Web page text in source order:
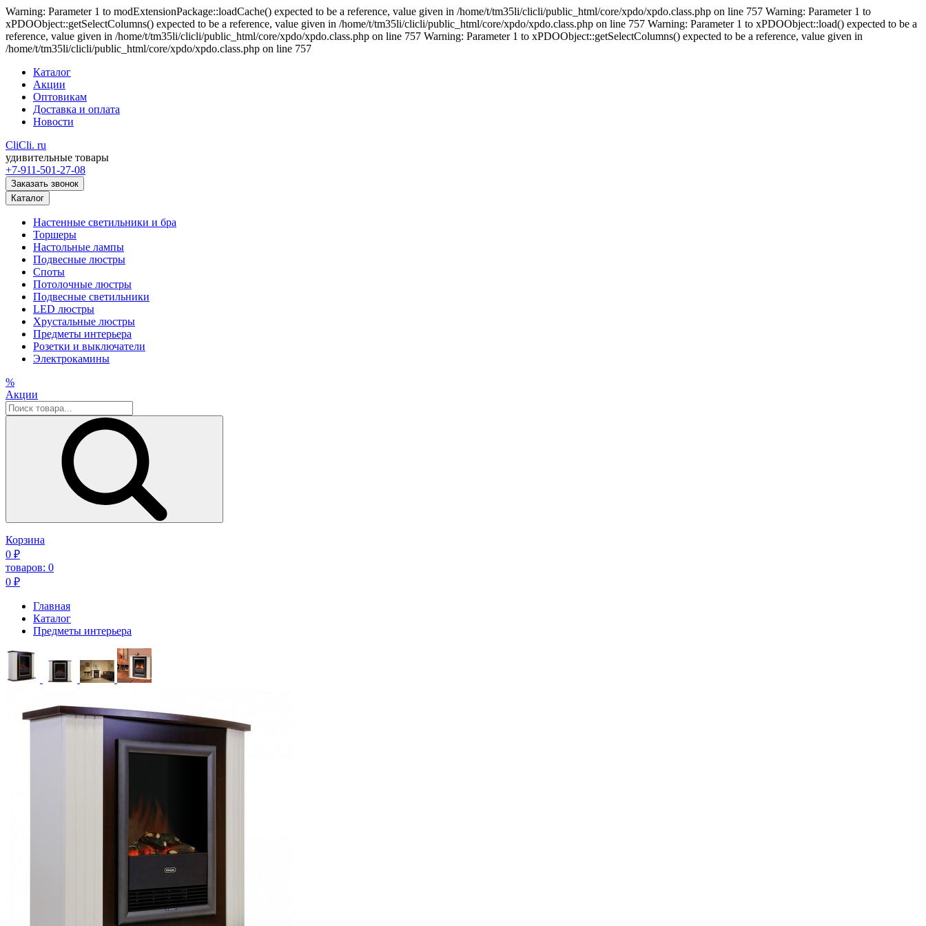
Warning: Parameter 1 to modExtensionPackage::loadCache() expected to be a reference, value given in /home/t/tm35li/clicli/public_html/core/xpdo/xpdo.class.php on line 757 Warning: Parameter 1 to
xPDOObject::getSelectColumns() expected to be a reference, value given in /home/t/tm35li/clicli/public_html/core/xpdo/xpdo.class.php on line 757 Warning: Parameter 1 to xPDOObject::load() expected to be a
reference, value given in /home/t/tm35li/clicli/public_html/core/xpdo/xpdo.class.php on line 757 Warning: Parameter 1 to xPDOObject::getSelectColumns() expected to be a reference, value given in
/home/t/tm35li/clicli/public_html/core/xpdo/xpdo.class.php on line 757
Каталог
Акции
Оптовикам
Доставка и оплата
Новости
CliCli. ru
удивительные товары
+7-911-501-27-08
Заказать звонок
Каталог
Настенные светильники и бра
Торшеры
Настольные лампы
Подвесные люстры
Споты
Потолочные люстры
Подвесные светильники
LED люстры
Хрустальные люстры
Предметы интерьера
Розетки и выключатели
Электрокамины
%
Акции
Корзина
0 ₽
товаров: 0
0 ₽
Главная
Каталог
Предметы интерьера